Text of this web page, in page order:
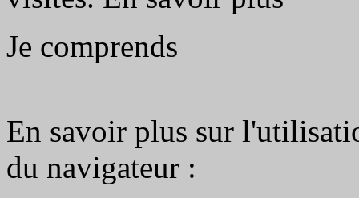
Je comprends
En savoir plus sur
du navigateur :